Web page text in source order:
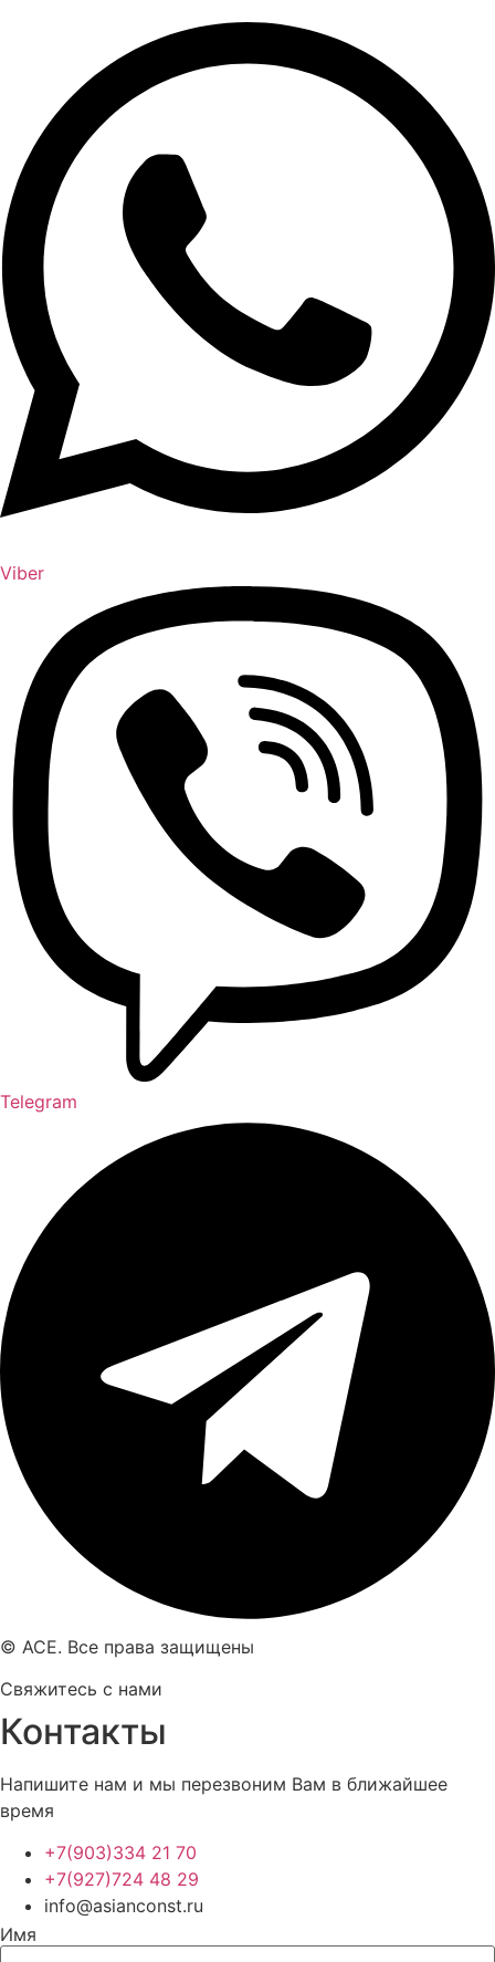
Viber
Telegram
© ACE. Все права защищены
Свяжитесь с нами
Контакты
Напишите нам и мы перезвоним Вам в ближайшее
время
+7(903)334 21 70
+7(927)724 48 29
info@asianconst.ru
Имя